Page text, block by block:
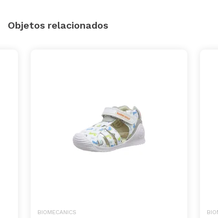
Objetos relacionados
BIOMECANICS